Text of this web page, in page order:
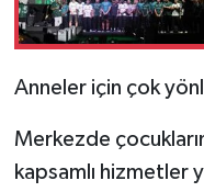
Anneler için çok
Merkezde
kapsamlı hizmetler